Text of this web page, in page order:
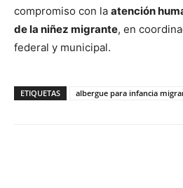
compromiso con la atención
de la niñez migrante, en
federal y municipal.
ETIQUETAS albergue para infancia